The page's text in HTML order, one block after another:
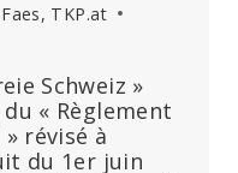
TKP.at
Schweiz »
« Règlement
révisé à
du 1er juin